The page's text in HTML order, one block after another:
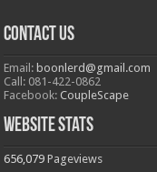
Contact Us
Email: boonlerd@gmail.com
Call: 081-422-0862
Facebook:CoupleScape
Website Stats
656,079 Pageviews